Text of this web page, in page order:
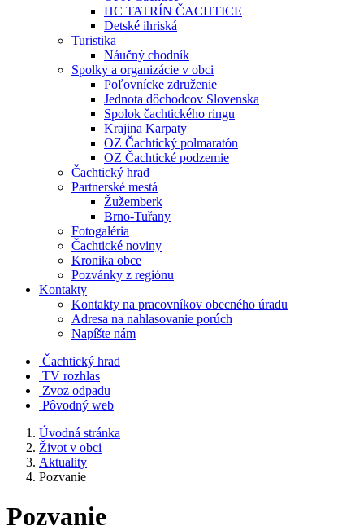
HC TATRÍN ČACHTICE
Detské ihriská
Turistika
Náučný chodník
Spolky a organizácie v obci
Poľovnícke združenie
Jednota dôchodcov Slovenska
Spolok čachtického ringu
Krajina Karpaty
OZ Čachtický polmaratón
OZ Čachtické podzemie
Čachtický hrad
Partnerské mestá
Žužemberk
Brno-Tuřany
Fotogaléria
Čachtické noviny
Kronika obce
Pozvánky z regiónu
Kontakty
Kontakty na pracovníkov obecného úradu
Adresa na nahlasovanie porúch
Napíšte nám
Čachtický hrad
TV rozhlas
Zvoz odpadu
Pôvodný web
Úvodná stránka
Život v obci
Aktuality
Pozvanie
Pozvanie